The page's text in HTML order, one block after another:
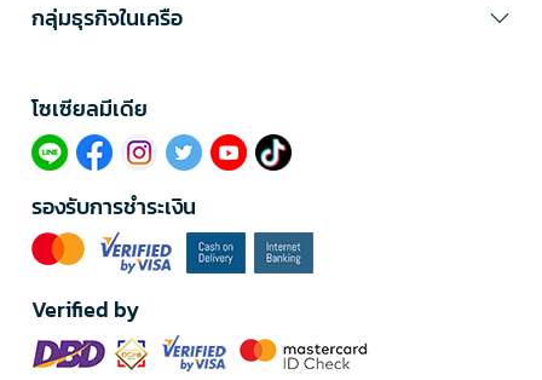
กลุ่มธุรกิจในเครือ
โซเซียลมีเดีย​
รองรับการชำระเงิน
Verified by